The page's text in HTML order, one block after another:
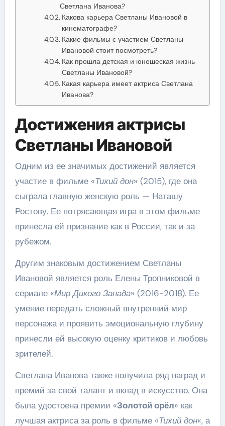
Светлана Иванова?
Какова карьера Светланы Ивановой в
кинематографе?
Какие фильмы с участием Светланы
Ивановой стоит посмотреть?
Как прошла детская и юношеская жизнь
Светланы Ивановой?
Какая карьера имеет актриса Светлана
Иванова?
Достижения актрисы
Светланы Ивановой
Одним из ее значимых достижений является
участие в фильме «Тихий дон» (2015), где она
сыграла главную женскую роль — Наташу
Ростову. Ее потрясающая игра в этом фильме
принесла ей признание как в России, так и за
рубежом.
Другим знаковым достижением Светланы
Ивановой является роль Елены Тропниковой в
сериале «Мир Дикого Запада» (2016-2018). Ее
умение передать сложный внутренний мир
персонажа и проявить эмоциональную глубину
принесли ей высокую оценку критиков и любовь
зрителей.
Светлана Иванова также получила ряд наград и
премий за свой талант и вклад в искусство. Она
была удостоена премии «Золотой орёл» как
лучшая актриса за роль в фильме «Тихий дон«, а